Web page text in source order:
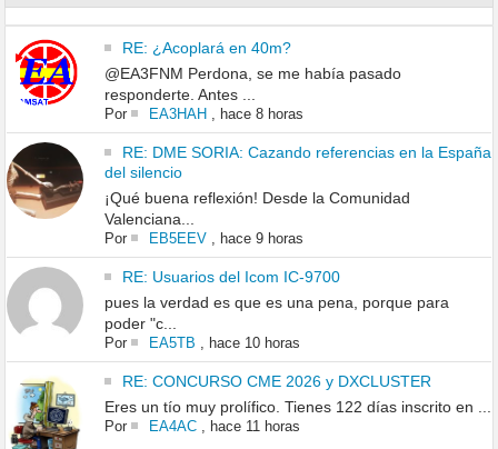
RE: ¿Acoplará en 40m?
@EA3FNM Perdona, se me había pasado
responderte. Antes ...
Por EA3HAH , hace 8 horas
RE: DME SORIA: Cazando referencias en la España
del silencio
¡Qué buena reflexión! Desde la Comunidad
Valenciana...
Por EB5EEV, hace 9 horas
RE: Usuarios del Icom IC-9700
pues la verdad es que es una pena, porque para
poder "c...
Por EA5TB , hace 10 horas
RE: CONCURSO CME 2026 y DXCLUSTER
Eres un tío muy prolífico. Tienes 122 días inscrito en ...
Por EA4AC, hace 11 horas